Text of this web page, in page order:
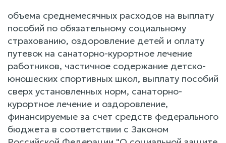
объема среднемесячных расходов на выплату
пособий по обязательному социальному
страхованию, оздоровление детей и оплату
путевок на санаторно-курортное лечение
работников, частичное содержание детско-
юношеских спортивных школ, выплату пособий
сверх установленных норм, санаторно-
курортное лечение и оздоровление,
финансируемые за счет средств федерального
бюджета в соответствии с Законом